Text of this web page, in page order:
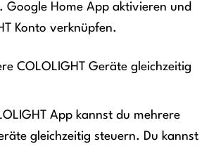
Google Home App aktivieren und
Konto verknüpfen.
COLOLIGHT Geräte gleichzeitig
App kannst du mehrere
gleichzeitig steuern. Du kannst